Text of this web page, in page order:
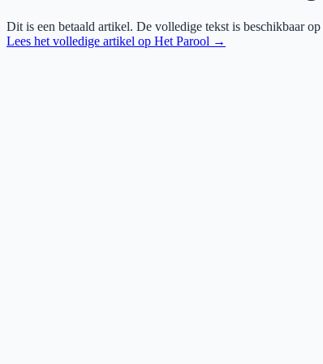
Dit is een betaald artikel. De volledige tekst is beschikbaar op
Lees het volledige artikel op Het Parool →